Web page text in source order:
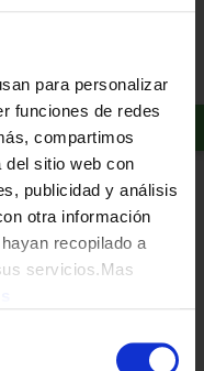
para personalizar
funciones de redes
compartimos
del sitio web con
publicidad y análisis
otra información
recopilado a
servicios.Mas